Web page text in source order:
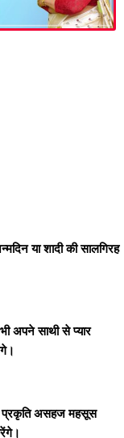
या शादी की सालगिरह
अपने साथी से प्यार
प्रकृति असहज महसूस